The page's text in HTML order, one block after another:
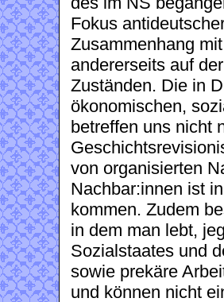
Fokus
Zusammenhang
andererseits auf
Zuständen. Die in
ökonomischen,
betreffen uns nicht
von organisierten
Nachbar:innen ist
kommen. Zudem
in dem man lebt,
Sozialstaates und
sowie prekäre
und können nicht